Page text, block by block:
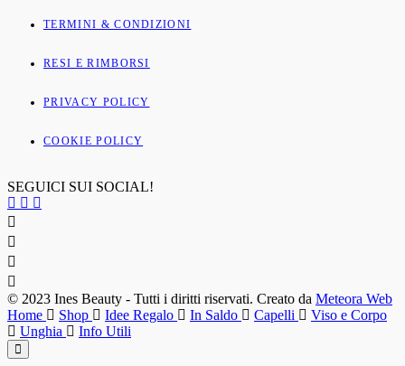
TERMINI & CONDIZIONI
RESI E RIMBORSI
PRIVACY POLICY
COOKIE POLICY
SEGUICI SUI SOCIAL!
© 2023 Ines Beauty - Tutti i diritti riservati. Creato da Meteora Web
Home
Shop Idee Regalo In Saldo Capelli
Viso e Corpo
Unghia
Info Utili